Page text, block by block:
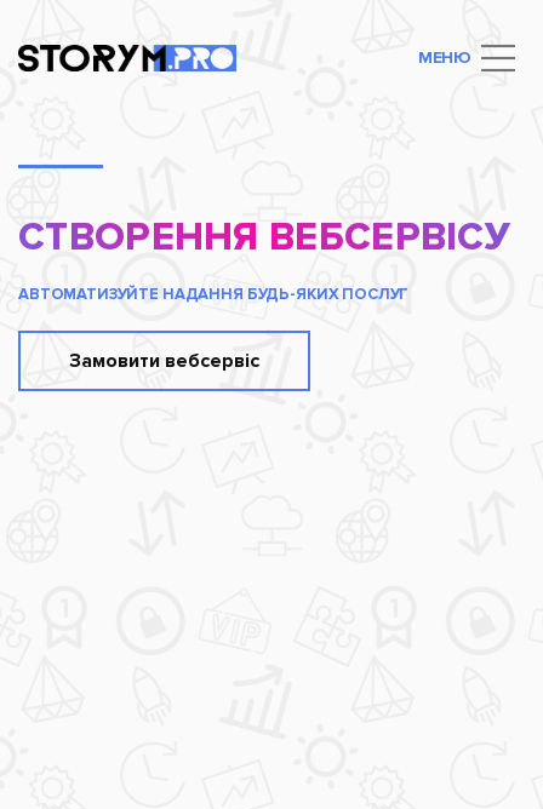
МЕНЮ
СТВОРЕННЯ ВЕБСЕРВІСУ
АВТОМАТИЗУЙТЕ НАДАННЯ БУДЬ-ЯКИХ ПОСЛУГ
Замовити вебсервіс